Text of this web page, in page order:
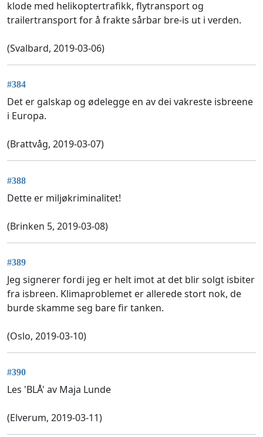
klode med helikoptertrafikk, flytransport og
trailertransport for å frakte sårbar bre-is ut i verden.
(Svalbard, 2019-03-06)
#384
Det er galskap og ødelegge en av dei vakreste isbreene
i Europa.
(Brattvåg, 2019-03-07)
#388
Dette er miljøkriminalitet!
(Brinken 5, 2019-03-08)
#389
Jeg signerer fordi jeg er helt imot at det blir solgt isbiter
fra isbreen. Klimaproblemet er allerede stort nok, de
burde skamme seg bare fir tanken.
(Oslo, 2019-03-10)
#390
Les 'BLÅ' av Maja Lunde
(Elverum, 2019-03-11)